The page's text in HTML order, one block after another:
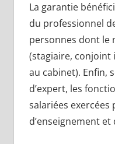
La garantie
du professionnel
personnes dont le
(stagiaire,
au cabinet). Enfin,
d’expert, les
salariées exercées
d’enseignement